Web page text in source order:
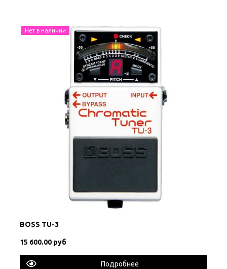
Нет в наличии
BOSS TU-3
15 600.00 руб
Подробнее